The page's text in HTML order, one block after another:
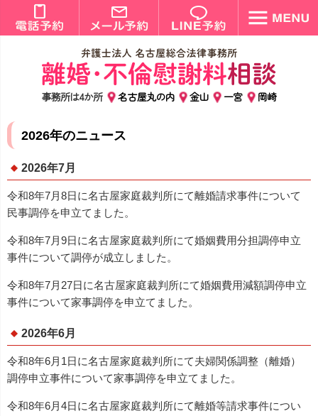
事務所は4か所 名古屋丸の内 金山 一宮 岡崎
2026年のニュース
2026年7月
令和8年7月8日に名古屋家庭裁判所にて離婚請求事件について
民事調停を申立てました。
令和8年7月9日に名古屋家庭裁判所にて婚姻費用分担調停申立
事件について調停が成立しました。
令和8年7月27日に名古屋家庭裁判所にて婚姻費用減額調停申立
事件について家事調停を申立てました。
2026年6月
令和8年6月1日に名古屋家庭裁判所にて夫婦関係調整（離婚）
調停申立事件について家事調停を申立てました。
令和8年6月4日に名古屋家庭裁判所にて離婚等請求事件につい